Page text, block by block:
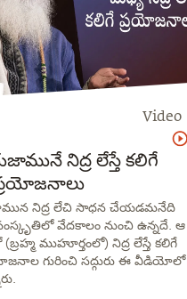
Video
నిద్ర లేస్తే కలిగే
ప్రయోజనాలు
నిద్ర లేచి సాధన చేయడమనేది
వేదకాలం నుంచి ఉన్నదే. ఆ
ముహూర్తంలో) నిద్ర లేస్తే కలిగే
గురించి సద్గురు ఈ వీడియోలో